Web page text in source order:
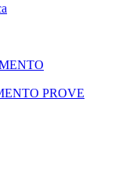
PROVE